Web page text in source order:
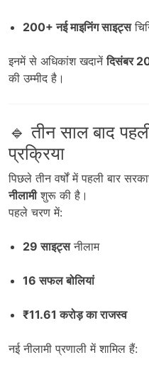
200+ नई माइनिंग साइट्स
इनमें से अधिकांश खदानेंदिसंबर
की उम्मीद है।
🔹 तीन साल बाद पहली
प्रक्रिया
पिछले तीन वर्षों में पहली बार
नीलामीशुरू की है।
पहले चरण में:
29 साइट्सनीलाम
16 सफल बोलियां
₹11.61 करोड़ का राजस्व
नई नीलामी प्रणाली में शामिल हैं: